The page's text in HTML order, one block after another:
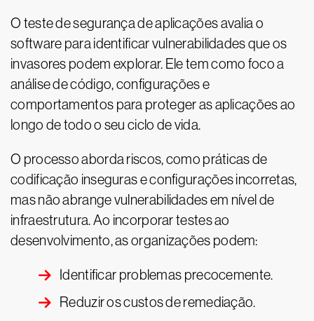
O teste de segurança de aplicações avalia o
software para identificar vulnerabilidades que os
invasores podem explorar. Ele tem como foco a
análise de código, configurações e
comportamentos para proteger as aplicações ao
longo de todo o seu ciclo de vida.
O processo aborda riscos, como práticas de
codificação inseguras e configurações incorretas,
mas não abrange vulnerabilidades em nível de
infraestrutura. Ao incorporar testes ao
desenvolvimento, as organizações podem:
Identificar problemas precocemente.
Reduzir os custos de remediação.